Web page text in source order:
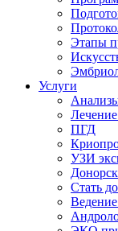
Этапы
Услуги
ПГД
УЗИ
Стать